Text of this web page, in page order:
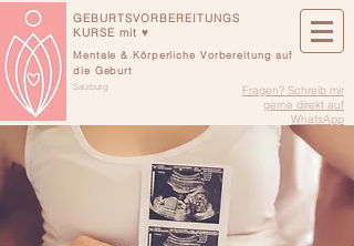
Mentale & Körperliche Vorbereitung auf
die Geburt
Salzburg
Fragen? Schreib mir
gerne direkt auf
WhatsApp
GEBURTSVORBEREITUNGS
KURSE mit ♥